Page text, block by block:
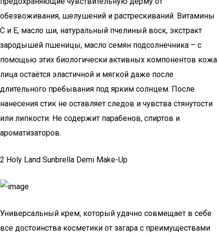
обезвоживания, шелушений и растрескиваний. Витамины
С и Е, масло ши, натуральный пчелиный воск, экстракт
зародышей пшеницы, масло семян подсолнечника – с
помощью этих биологически активных компонентов кожа
лица остаётся эластичной и мягкой даже после
длительного пребывания под ярким солнцем. После
нанесения стик не оставляет следов и чувства стянутости
или липкости. Не содержит парабенов, спиртов и
ароматизаторов.
2 Holy Land Sunbrella Demi Make-Up
Универсальный крем, который удачно совмещает в себе
все достоинства косметики от загара с преимуществами